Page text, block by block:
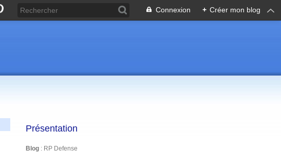
Connexion + Créer mon blog
Présentation
Blog : RP Defense